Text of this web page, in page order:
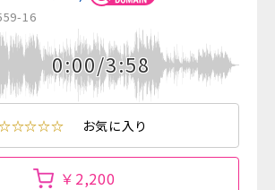
16
0:00/3:58
お気に入り
￥2,200